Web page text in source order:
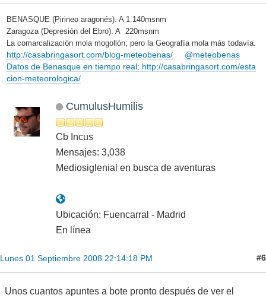
BENASQUE (Pirineo aragonés). A 1.140msnm
Zaragoza (Depresión del Ebro). A 220msnm
La comarcalización mola mogollón; pero la Geografía mola más todavía.
http://casabringasort.com/blog-meteobenas/
@meteobenas
Datos de Benasque en tiempo real: http://casabringasort.com/esta
cion-meteorologica/
CumulusHumilis
Cb Incus
Mensajes: 3,038
Mediosiglenial en busca de aventuras
Ubicación: Fuencarral - Madrid
En línea
Lunes 01 Septiembre 2008 22:14:18 PM #6
Unos cuantos apuntes a bote pronto después de ver el